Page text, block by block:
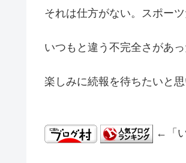
それは仕方がない。スポー
いつもと違う不完全さがあ
楽しみに続報を待ちたいと思
←「